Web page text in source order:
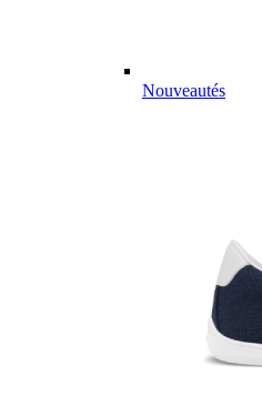
Nouveautés